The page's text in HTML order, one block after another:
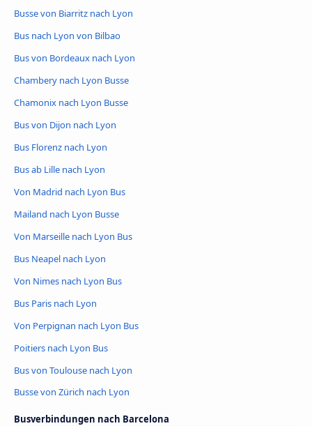
Busse von Biarritz nach Lyon
Bus nach Lyon von Bilbao
Bus von Bordeaux nach Lyon
Chambery nach Lyon Busse
Chamonix nach Lyon Busse
Bus von Dijon nach Lyon
Bus Florenz nach Lyon
Bus ab Lille nach Lyon
Von Madrid nach Lyon Bus
Mailand nach Lyon Busse
Von Marseille nach Lyon Bus
Bus Neapel nach Lyon
Von Nimes nach Lyon Bus
Bus Paris nach Lyon
Von Perpignan nach Lyon Bus
Poitiers nach Lyon Bus
Bus von Toulouse nach Lyon
Busse von Zürich nach Lyon
Busverbindungen nach Barcelona